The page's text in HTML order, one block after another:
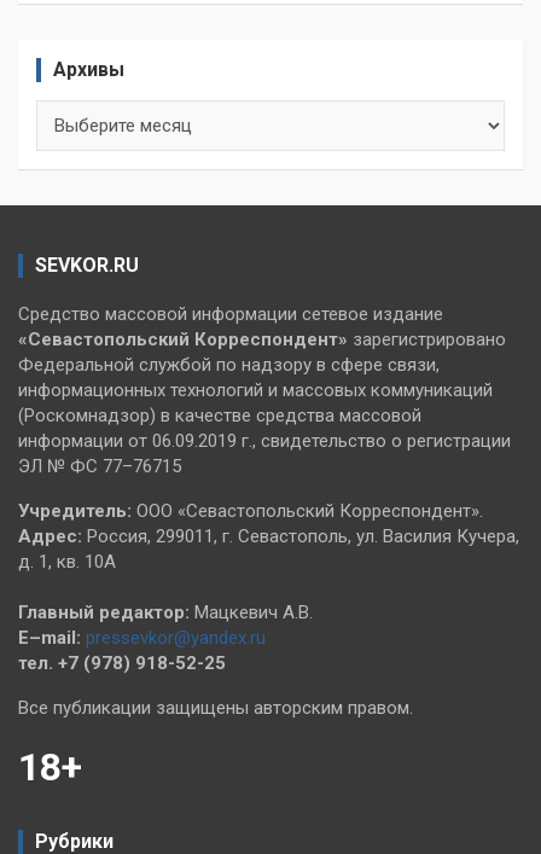
Архивы
SEVKOR.RU
Средство массовой информации сетевое издание
«Севастопольский Корреспондент» зарегистрировано
Федеральной службой по надзору в сфере связи,
информационных технологий и массовых коммуникаций
(Роскомнадзор) в качестве средства массовой
информации от 06.09.2019 г., свидетельство о регистрации
ЭЛ № ФС 77–76715
Учредитель: ООО «Севастопольский Корреспондент».
Адрес: Россия, 299011, г. Севастополь, ул. Василия Кучера,
д. 1, кв. 10А
Главный редактор: Мацкевич А.В.
E–mail: pressevkor@yandex.ru
тел. +7 (978) 918-52-25
Все публикации защищены авторским правом.
18+
Рубрики